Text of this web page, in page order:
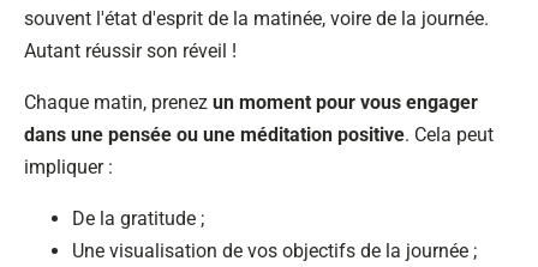
souvent l'état d'esprit de la matinée, voire de la journée.
Autant réussir son réveil !
Chaque matin, prenez un moment pour vous engager
dans une pensée ou une méditation positive. Cela peut
impliquer :
De la gratitude ;
Une visualisation de vos objectifs de la journée ;